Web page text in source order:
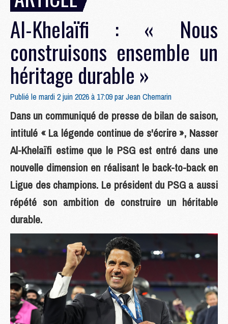
Al-Khelaïfi : « Nous
construisons ensemble un
héritage durable »
Publié le mardi 2 juin 2026 à 17:09 parJean Chemarin
Dans un communiqué de presse de bilan de saison,
intitulé « La légende continue de s'écrire », Nasser
Al-Khelaïfi estime que le PSG est entré dans une
nouvelle dimension en réalisant le back-to-back en
Ligue des champions. Le président du PSG a aussi
répété son ambition de construire un héritable
durable.